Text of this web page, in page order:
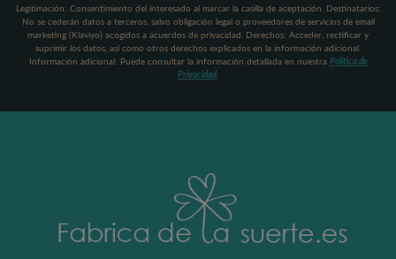
Legitimación: Consentimiento del interesado al marcar la casilla de aceptación. Destinatarios:
No se cederán datos a terceros, salvo obligación legal o proveedores de servicios de email
marketing (Klaviyo) acogidos a acuerdos de privacidad. Derechos: Acceder, rectificar y
suprimir los datos, así como otros derechos explicados en la información adicional.
Información adicional: Puede consultar la información detallada en nuestra Política de
Privacidad.